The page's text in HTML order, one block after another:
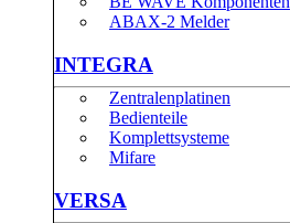
ABAX-2 Melder
INTEGRA
Zentralenplatinen
Bedienteile
Komplettsysteme
Mifare
VERSA